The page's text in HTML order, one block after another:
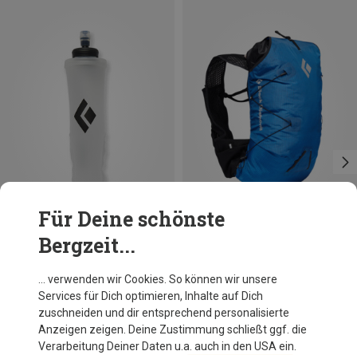
Du sparst 44%
Für Deine schönste
Bergzeit...
… verwenden wir Cookies. So können wir unsere
Services für Dich optimieren, Inhalte auf Dich
zuschneiden und dir entsprechend personalisierte
Anzeigen zeigen. Deine Zustimmung schließt ggf. die
Verarbeitung Deiner Daten u.a. auch in den USA ein.